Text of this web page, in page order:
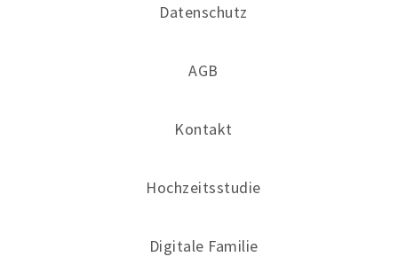
Datenschutz
AGB
Kontakt
Hochzeitsstudie
Digitale Familie